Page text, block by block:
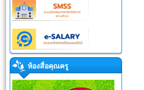
ห้องสื่อคุณครู